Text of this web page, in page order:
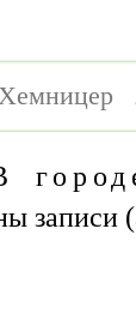
записи